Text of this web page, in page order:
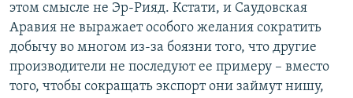
этом смысле не Эр-Рияд. Кстати, и Саудовская
Аравия не выражает особого желания сократить
добычу во многом из-за боязни того, что другие
производители не последуют ее примеру – вместо
того, чтобы сокращать экспорт они займут нишу,